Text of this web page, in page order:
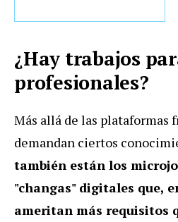
¿Hay trabajos
profesionales?
Más allá de las plataformas
demandan ciertos
también están los
"changas" digitales que,
ameritan más requisitos